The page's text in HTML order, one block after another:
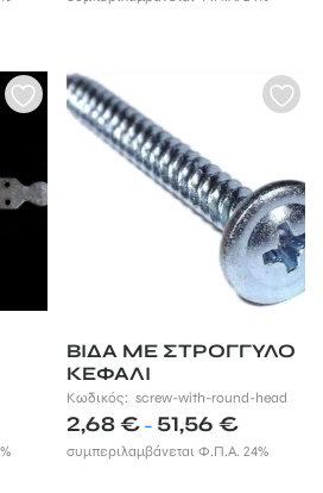
ΒΙΔΑ ΜΕ ΣΤΡΟΓΓΥΛΟ
ΚΕΦΑΛΙ
Κωδικός:screw-with-round-head
2,68€ – 51,56€
range:
συμπεριλαμβάνεται Φ.Π.Α. 24%